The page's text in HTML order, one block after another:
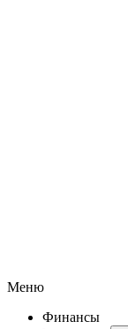
Меню
Финансы